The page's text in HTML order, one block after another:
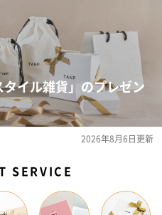
タイル雑貨」のプレゼン
2026年8月6日更新
SERVICE